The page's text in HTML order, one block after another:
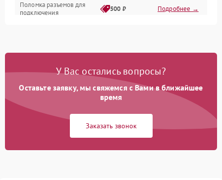
Поломка разъемов для
подключения
500 ₽ Подробнее →
Повреждение проводов 500 ₽ Подробнее →
1000 ₽ Подробнее →
1000 ₽
У Вас остались вопросы?
Оставьте заявку, мы свяжемся с Вами в ближайшее
время
Заказать звонок